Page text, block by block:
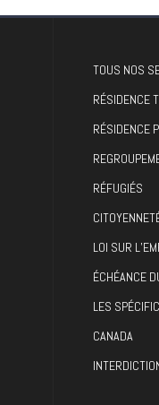
TOUS NOS
RÉSIDENCE
RÉSIDENCE
RÉFUGIÉS
LOI SUR
ÉCHÉANCE
LES
CANADA